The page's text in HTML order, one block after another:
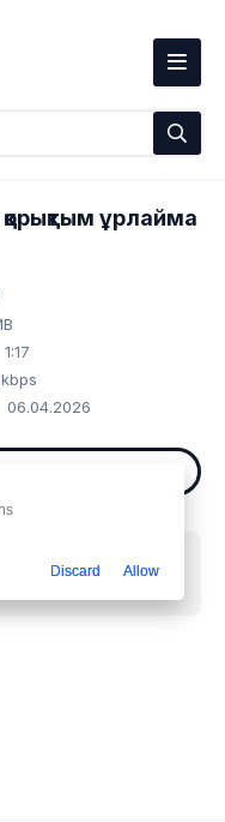
қорықтым ұрлайма
1:17
06.04.2026
Уақыттан қорықтым
Discard Allow